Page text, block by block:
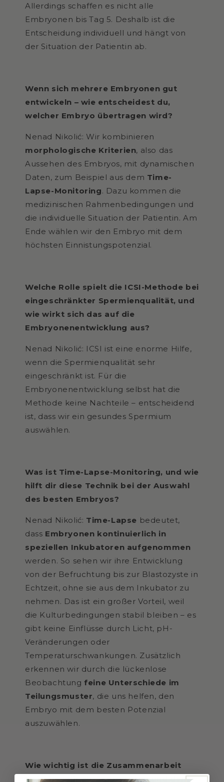
Allerdings schaffen es nicht alle
Embryonen bis Tag 5. Deshalb ist die
Entscheidung individuell und hängt von
der Situation der Patientin ab.
Wenn sich mehrere Embryonen gut
entwickeln – wie entscheidest du,
welcher Embryo übertragen wird?
Nenad Nikolić: Wir kombinieren
morphologische Kriterien, also das
Aussehen des Embryos, mit dynamischen
Daten, zum Beispiel aus dem Time-
Lapse-Monitoring. Dazu kommen die
medizinischen Rahmenbedingungen und
die individuelle Situation der Patientin. Am
Ende wählen wir den Embryo mit dem
höchsten Einnistungspotenzial.
Welche Rolle spielt die ICSI-Methode bei
eingeschränkter Spermienqualität, und
wie wirkt sich das auf die
Embryonenentwicklung aus?
Nenad Nikolić: ICSI ist eine enorme Hilfe,
wenn die Spermienqualität sehr
eingeschränkt ist. Für die
Embryonenentwicklung selbst hat die
Methode keine Nachteile – entscheidend
ist, dass wir ein gesundes Spermium
auswählen.
Was ist Time-Lapse-Monitoring, und wie
hilft dir diese Technik bei der Auswahl
des besten Embryos?
Nenad Nikolić: Time-Lapse bedeutet,
dass Embryonen kontinuierlich in
speziellen Inkubatoren aufgenommen
werden. So sehen wir ihre Entwicklung
von der Befruchtung bis zur Blastozyste in
Echtzeit, ohne sie aus dem Inkubator zu
nehmen. Das ist ein großer Vorteil, weil
die Kulturbedingungen stabil bleiben – es
gibt keine Einflüsse durch Licht, pH-
Veränderungen oder
Temperaturschwankungen. Zusätzlich
erkennen wir durch die lückenlose
Beobachtung feine Unterschiede im
Teilungsmuster, die uns helfen, den
Embryo mit dem besten Potenzial
auszuwählen.
Wie wichtig ist die Zusammenarbeit
zwischen dir als Embryologe und dem